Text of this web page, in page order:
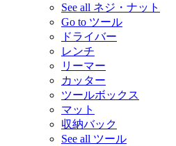
See all ネジ・ナット
Go to ツール
ドライバー
レンチ
リーマー
カッター
ツールボックス
マット
収納バック
See all ツール